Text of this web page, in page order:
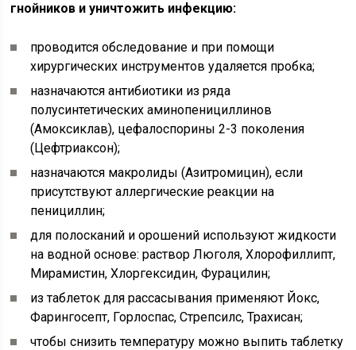
гнойников и уничтожить инфекцию:
проводится обследование и при помощи
хирургических инструментов удаляется пробка;
назначаются антибиотики из ряда
полусинтетических аминопенициллинов
(Амоксиклав), цефалоспорины 2-3 поколения
(Цефтриаксон);
назначаются макролиды (Азитромицин), если
присутствуют аллергические реакции на
пенициллин;
для полосканий и орошений используют жидкости
на водной основе: раствор Люголя, Хлорофиллипт,
Мирамистин, Хлоргексидин, Фурацилин;
из таблеток для рассасывания применяют Йокс,
Фарингосепт, Горлоспас, Стрепсилс, Трахисан;
чтобы снизить температуру можно выпить таблетку